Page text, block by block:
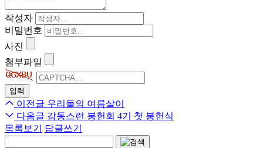
작성자
비밀번호
사진
첨부파일
이전글 우리들의 여름살이
다음글 감동스런 봉헌회 4기 첫 봉헌식
목록보기
답글쓰기